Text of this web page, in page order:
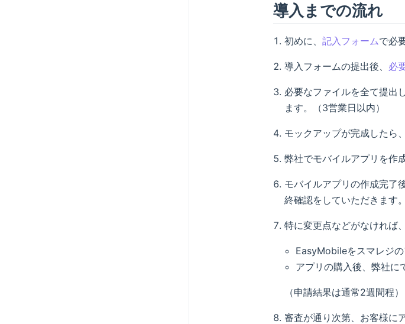
導入までの流れ
初めに、記入フォームで必
導入フォームの提出後、 必
必要なファイルを全て提出
ます。（3営業日以内）
モックアップが完成したら
弊社でモバイルアプリを作
モバイルアプリの作成完了
終確認をしていただきます。
特に変更点などがなければ
EasyMobileをスマレジ
アプリの購入後、弊社に
（申請結果は通常2週間程）
審査が通り次第、お客様に